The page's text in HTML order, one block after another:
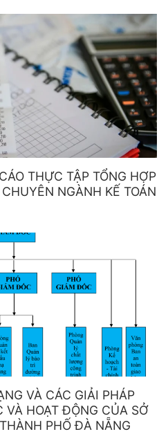
THỰC TẬP TỔNG HỢP
NGÀNH KẾ TOÁN
VÀ CÁC GIẢI PHÁP
VÀ HOẠT ĐỘNG CỦA SỞ
PHỐ ĐÀ NẴNG